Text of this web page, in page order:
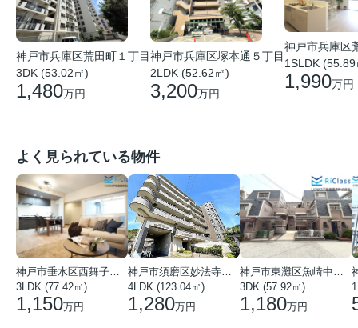
神戸市兵庫区荒田町１丁目
3DK (53.02㎡)
1,480万円
神戸市兵庫区塚本通５丁目
2LDK (52.62㎡)
3,200万円
神戸市兵庫区
1SLDK (55.89
1,990万円
よく見られている物件
3LDK (77.42㎡)
1,150万円
4LDK (123.04㎡)
1,280万円
3DK (57.92㎡)
1,180万円